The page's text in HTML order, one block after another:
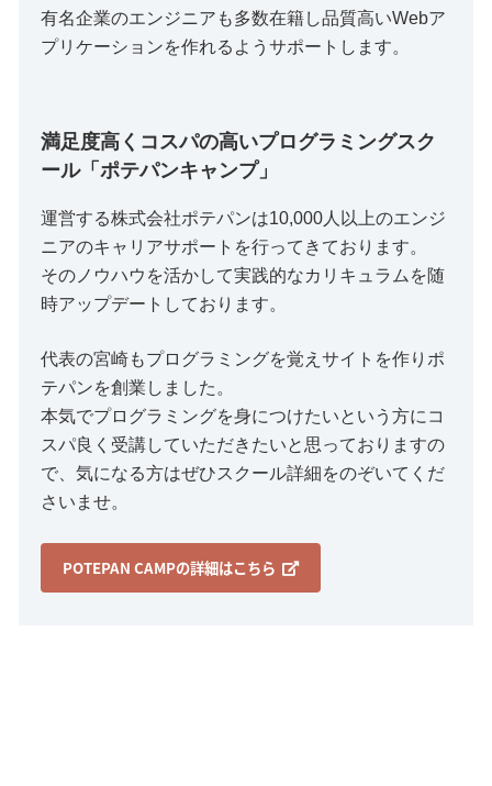
有名企業のエンジニアも多数在籍し品質高いWebア
プリケーションを作れるようサポートします。
満足度高くコスパの高いプログラミングスク
ール「ポテパンキャンプ」
運営する株式会社ポテパンは10,000人以上のエンジ
ニアのキャリアサポートを行ってきております。
そのノウハウを活かして実践的なカリキュラムを随
時アップデートしております。
代表の宮崎もプログラミングを覚えサイトを作りポ
テパンを創業しました。
本気でプログラミングを身につけたいという方にコ
スパ良く受講していただきたいと思っておりますの
で、気になる方はぜひスクール詳細をのぞいてくだ
さいませ。
POTEPAN CAMPの詳細はこちら